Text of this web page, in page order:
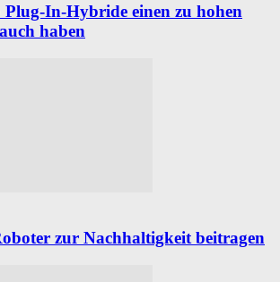
Plug-In-Hybride einen zu hohen
haben
zur Nachhaltigkeit beitragen